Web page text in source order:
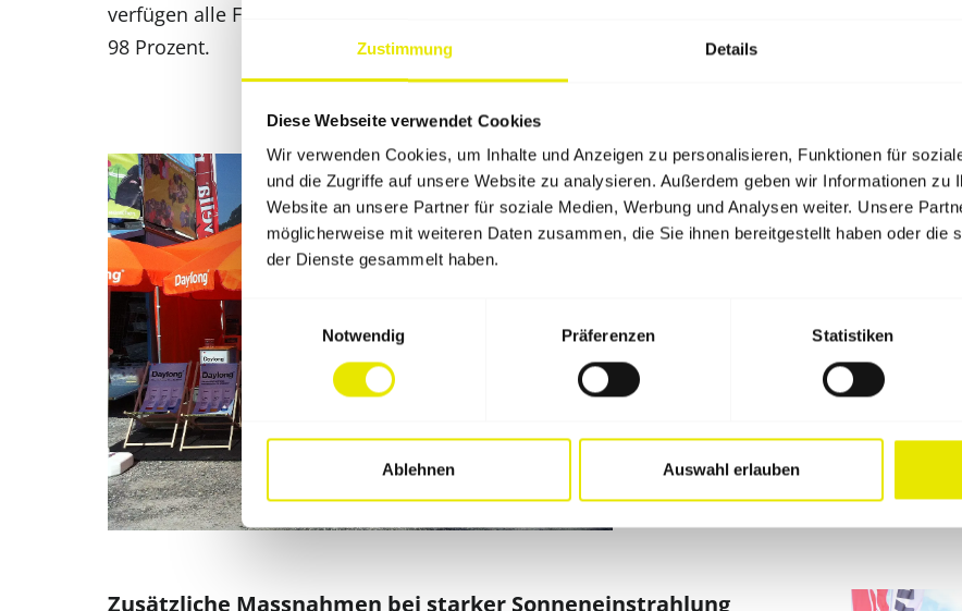
Zustimmung Details
Diese Webseite verwendet Cookies
Wir verwenden Cookies, um Inhalte und Anzeigen zu personalisieren, Funktionen für
und die Zugriffe auf unsere Website zu analysieren. Außerdem geben wir Informationen zu
Website an unsere Partner für soziale Medien, Werbung und Analysen weiter. Unsere
möglicherweise mit weiteren Daten zusammen, die Sie ihnen bereitgestellt haben oder die
der Dienste gesammelt haben.
Notwendig
Präferenzen Statistiken
Ablehnen Auswahl erlauben
verfügen alle Faltzeltstoffe von Pro‑Tent über einen UV-Schutz von mehr als
98 Prozent.
Pro‑Tent Faltpavillons – der
Die Pro‑Tent Polyesterstoffe
AATCC 183:2014 getestet und mit
dass weniger als ein Fünfzigstel
Zusätzliche Massnahmen bei starker Sonneneinstrahlung